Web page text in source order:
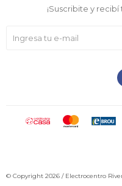
¡Suscribite y
© Copyright 2026 / Electrocentro